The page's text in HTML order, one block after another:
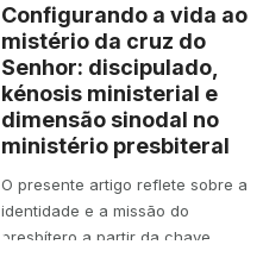
Configurando a vida ao
mistério da cruz do
Senhor: discipulado,
kénosis ministerial e
dimensão sinodal no
ministério presbiteral
O presente artigo reflete sobre a
identidade e a missão do
presbítero a partir da chave